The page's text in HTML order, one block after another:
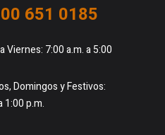
651 0185
Viernes: 7:00 a.m. a 5:00
Domingos y Festivos:
1:00 p.m.